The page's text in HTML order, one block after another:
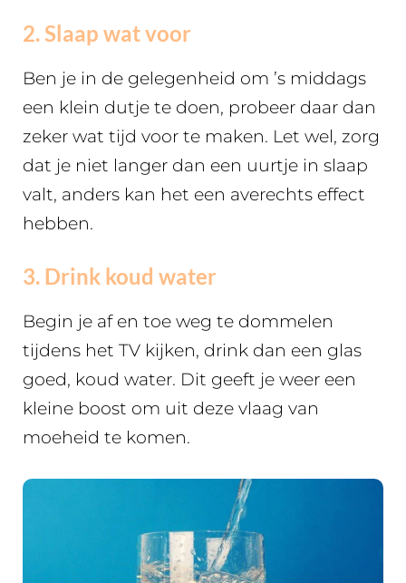
2. Slaap wat voor
Ben je in de gelegenheid om ’s middags
een klein dutje te doen, probeer daar dan
zeker wat tijd voor te maken. Let wel, zorg
dat je niet langer dan een uurtje in slaap
valt, anders kan het een averechts effect
hebben.
3. Drink koud water
Begin je af en toe weg te dommelen
tijdens het TV kijken, drink dan een glas
goed, koud water. Dit geeft je weer een
kleine boost om uit deze vlaag van
moeheid te komen.